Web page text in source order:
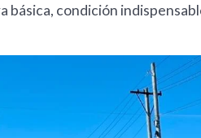
condición